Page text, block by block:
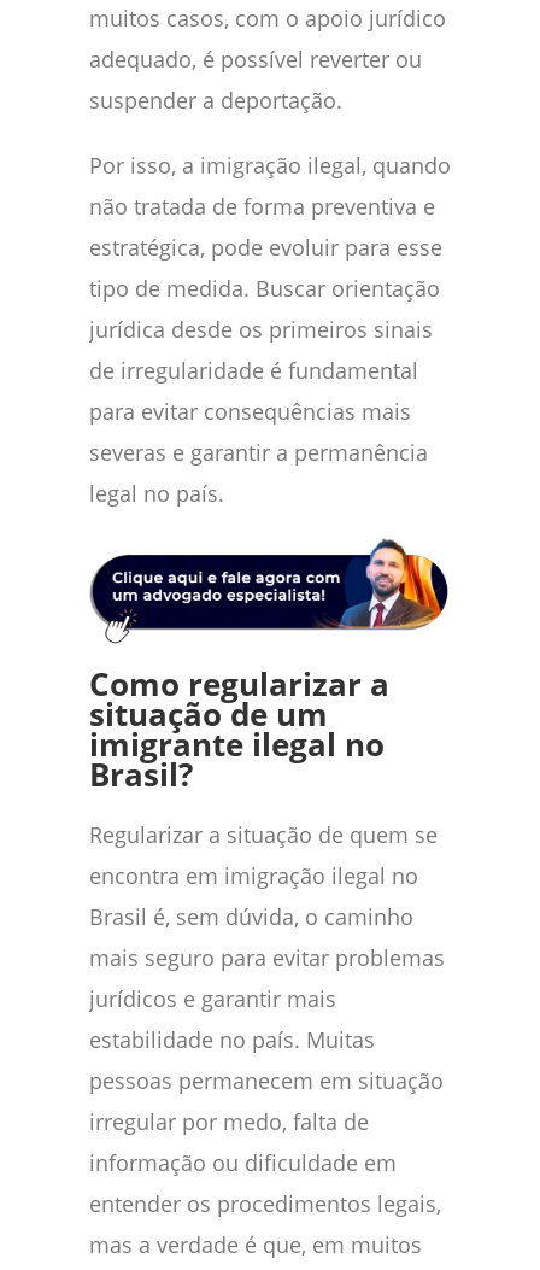
muitos casos, com o apoio jurídico
adequado, é possível reverter ou
suspender a deportação.
Por isso, a imigração ilegal, quando
não tratada de forma preventiva e
estratégica, pode evoluir para esse
tipo de medida. Buscar orientação
jurídica desde os primeiros sinais
de irregularidade é fundamental
para evitar consequências mais
severas e garantir a permanência
legal no país.
Como regularizar a
situação de um
imigrante ilegal no
Brasil?
Regularizar a situação de quem se
encontra em imigração ilegal no
Brasil é, sem dúvida, o caminho
mais seguro para evitar problemas
jurídicos e garantir mais
estabilidade no país. Muitas
pessoas permanecem em situação
irregular por medo, falta de
informação ou dificuldade em
entender os procedimentos legais,
mas a verdade é que, em muitos